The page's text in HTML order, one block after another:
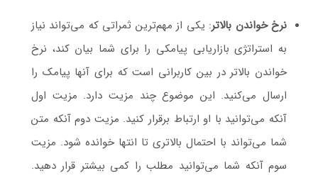
نرخ خواندن بالاتر: یکی از مهم‌ترین ثمراتی که می‌تواند نیاز
به استراتژی بازاریابی پیامکی را برای شما بیان کند، نرخ
خواندن بالاتر در بین کاربرانی است که برای آنها پیامک را
ارسال می‌کنید. این موضوع چند مزیت دارد. مزیت اول
آنکه می‌توانید با او ارتباط برقرار کنید. مزیت دوم آنکه متن
شما می‌تواند با احتمال بالاتری تا انتها خوانده شود. مزیت
سوم آنکه شما می‌توانید مطلب را کمی بیشتر قرار دهید.